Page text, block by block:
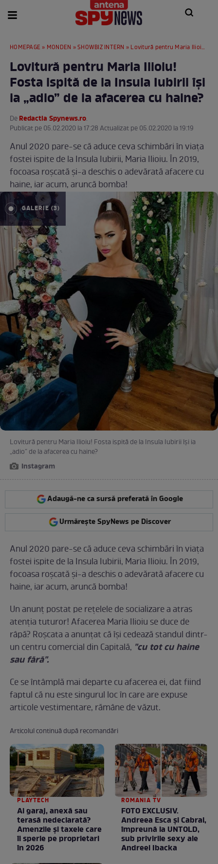
HOMEPAGE » MONDEN »SHOWBIZ INTERN » Lovitură pentru Maria Ilioiu! Fosta ispită de la Insula Iubirii îşi ia „adio” de la afacerea cu haine?
Lovitură pentru Maria Ilioiu!
Fosta ispită de la Insula Iubirii îşi
ia „adio” de la afacerea cu haine?
DeRedactia Spynews.ro.
Publicat pe 05.02.2020 la 17:28 Actualizat pe 05.02.2020 la 19:19
Anul 2020 pare-se că aduce ceva schimbări în viaţa
fostei ispite de la Insula Iubirii, Maria Ilioiu. În 2019,
focoasa roşcată şi-a deschis o adevărată afacere cu
haine, iar acum, aruncă bomba!
GALERIE (3)
Lovitură pentru Maria Ilioiu! Fosta ispită de la Insula Iubirii îşi ia
„adio” de la afacerea cu haine?
Instagram
Adaugă-ne ca sursă preferată în Google
Urmărește SpyNews pe Discover
Anul 2020 pare-se că aduce ceva schimbări în viaţa
fostei ispite de la Insula Iubirii, Maria Ilioiu. În 2019,
focoasa roşcată şi-a deschis o adevărată afacere cu
haine, iar acum, aruncă bomba!
Un anunţ postat pe reţelele de socializare a atras
atenţia tuturor! Afacerea Maria Ilioiu se duce de
râpă? Roşcata a anunţat că îşi cedează standul dintr-
un centru comercial din Capitală, "cu tot cu haine
sau fără".
Ce se întâmplă mai departe cu afacerea ei, dat fiind
faptul că nu este singurul loc în care are expuse
articole vestimentare, rămâne de văzut.
Articolul continuă după recomandări
PLAYTECH
Ai garaj, anexă sau
terasă nedeclarată?
Amenzile și taxele care
îi sperie pe proprietari
în 2026
ROMANIA TV
FOTO EXCLUSIV.
Andreea Esca şi Cabral,
împreună la UNTOLD,
sub privirile sexy ale
Andreei Ibacka